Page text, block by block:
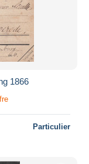
1866
Particulier